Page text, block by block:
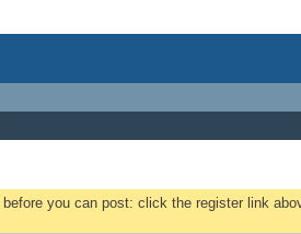
before you can post: click the register link